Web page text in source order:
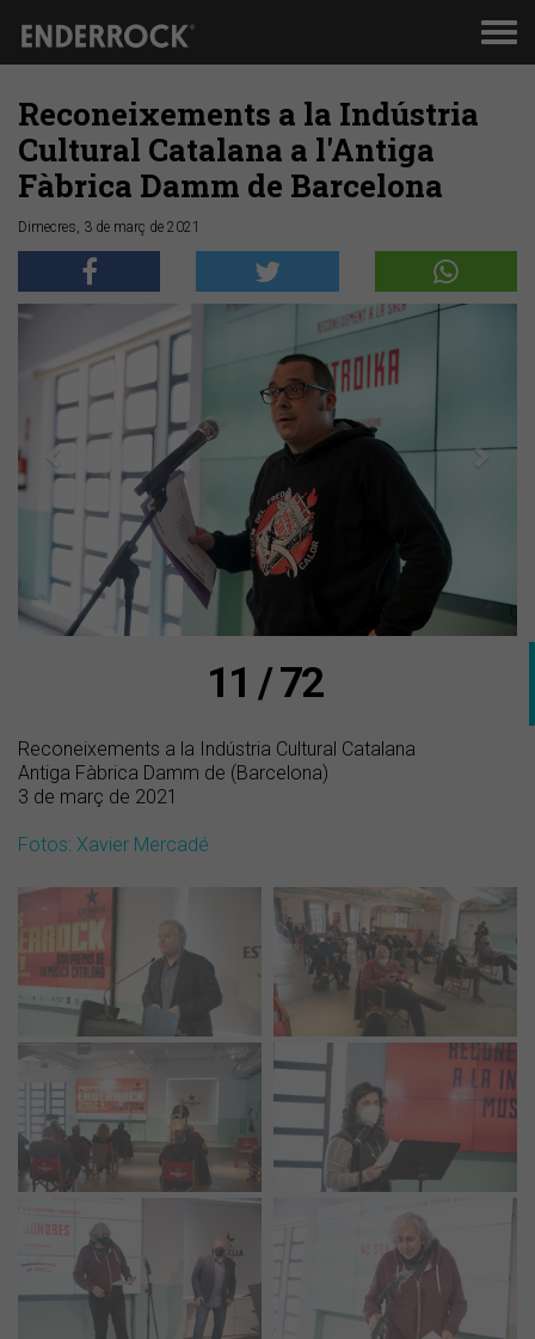
Reconeixements a la Indústria
Cultural Catalana a l'Antiga
Fàbrica Damm de Barcelona
Dimecres, 3 de març de 2021
Anterior
11 / 72
Reconeixements a la Indústria Cultural Catalana
Antiga Fàbrica Damm de (Barcelona)
3 de març de 2021
Fotos: Xavier Mercadé